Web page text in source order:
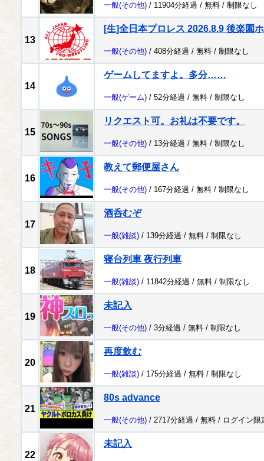
一般(その他) / 11904分経過 / 無料 / 制限なし
13
[生]全日本プロレス 2026.8.9 後楽園
一般(その他) / 408分経過 / 無料 / 制限なし
14
ゲームしてますよ。多分……
一般(ゲーム) / 52分経過 / 無料 / 制限なし
15
リクエスト可。お礼は不要です。
一般(その他) / 13分経過 / 無料 / 制限なし
16
教えて郵便屋さん
一般(その他) / 167分経過 / 無料 / 制限なし
17
酒呑むぞ
一般(雑談) / 139分経過 / 無料 / 制限なし
18
寝台列車 夜行列車
一般(雑談) / 11842分経過 / 無料 / 制限なし
19
未記入
一般(その他) / 3分経過 / 無料 / 制限なし
20
再度飲む
一般(雑談) / 175分経過 / 無料 / 制限なし
21
80s advance
一般(その他) / 2717分経過 / 無料 / ログイン限
22
未記入